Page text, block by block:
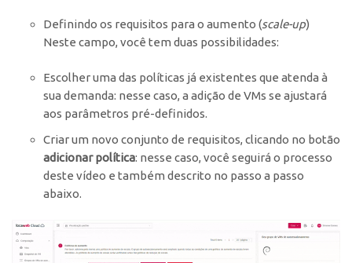
Definindo os requisitos para o aumento (scale-up)
Neste campo, você tem duas possibilidades:
Escolher uma das políticas já existentes que atenda à
sua demanda: nesse caso, a adição de VMs se ajustará
aos parâmetros pré-definidos.
Criar um novo conjunto de requisitos, clicando no botão
adicionar política: nesse caso, você seguirá o processo
deste vídeo e também descrito no passo a passo
abaixo.